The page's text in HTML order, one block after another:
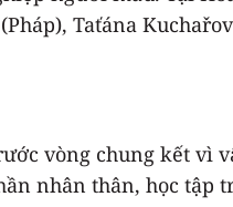
Taťána
vòng chung kết vì
nhân thân, học tập